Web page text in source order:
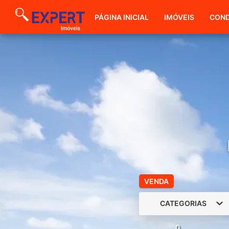
PÁGINA INICIAL IMÓVEIS
VENDA
CATEGORIAS
0